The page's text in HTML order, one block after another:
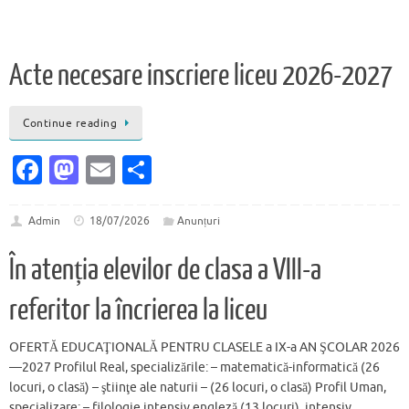
Acte necesare inscriere liceu 2026-2027
Continue reading
Fa
e
b
o
o
k
M
to
d
o
n
E
ai
l
ta
je
az
ă
Admin 18/07/2026 Anunțuri
În atenția elevilor de clasa a VIII-a
referitor la încrierea la liceu
OFERTĂ EDUCAŢIONALĂ PENTRU CLASELE a IX-a AN ŞCOLAR 2026
—2027 Profilul Real, specializările: – matematică-informatică (26
locuri, o clasă) – ştiinţe ale naturii – (26 locuri, o clasă) Profil Uman,